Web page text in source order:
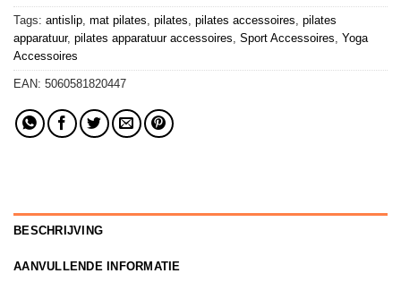
Tags: antislip mat pilates pilates pilates accessoires pilates
apparatuur, pilates apparatuur accessoires Sport Accessoires Yoga
Accessoires
EAN: 5060581820447
BESCHRIJVING
AANVULLENDE INFORMATIE